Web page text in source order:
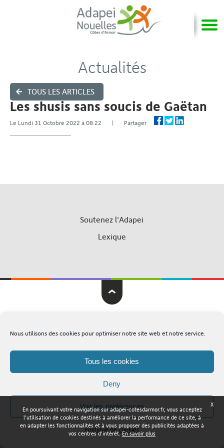
Nous utilisons des cookies pour optimiser notre site web et notre service.
Tous les cookies
Deny
Voir les préférences
Politique de cookies
TOUS LES ARTICLES
Actualités
Les shusis sans soucis de Gaëtan
Le Lundi 31 Octobre 2022 à 08:22 | Partager
Soutenez l'Adapei
Lexique
X
En poursuivant votre navigation sur adapei-cotesdarmor.fr, vous acceptez
l'utilisation de cookies destinés à améliorer la performance de ce site, à
en adapter les fonctionnalités et à vous proposer des publicités adaptées à
vos centres d'intérêt.En savoir plus